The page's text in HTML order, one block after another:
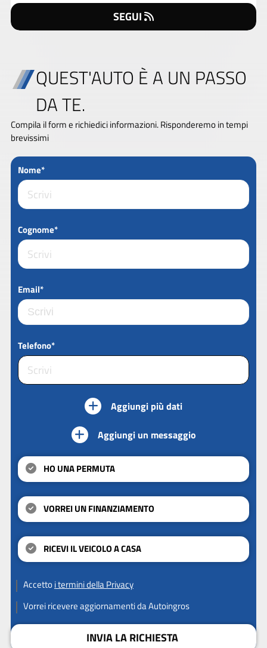
SEGUI
QUEST'AUTO È A UN PASSO
DA TE.
Compila il form e richiedici informazioni. Risponderemo in tempi
brevissimi
Nome*
Cognome*
Email*
Telefono*
Aggiungi più dati
Aggiungi un messaggio
HO UNA PERMUTA
VORREI UN FINANZIAMENTO
RICEVI IL VEICOLO A CASA
Accettoi termini della Privacy
Vorrei ricevere aggiornamenti da Autoingros
INVIA LA RICHIESTA